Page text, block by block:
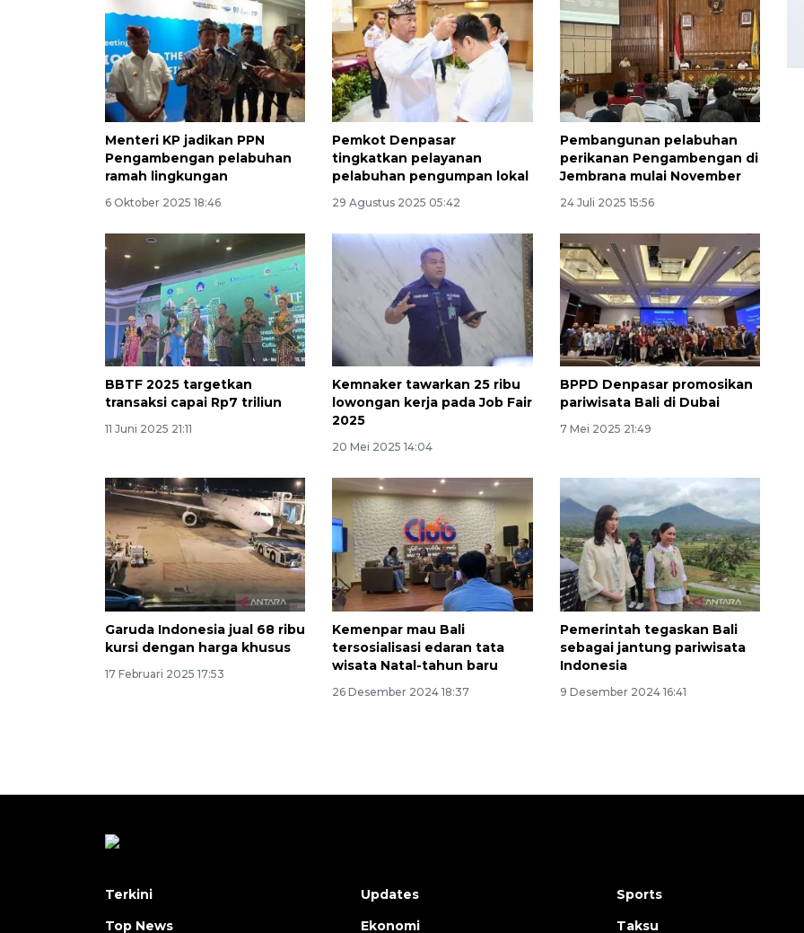
Menteri KP jadikan PPN
Pengambengan pelabuhan
ramah lingkungan
6 Oktober 2025 18:46
Pemkot Denpasar
tingkatkan pelayanan
pelabuhan pengumpan lokal
29 Agustus 2025 05:42
Pembangunan pelabuhan
perikanan Pengambengan di
Jembrana mulai November
24 Juli 2025 15:56
BBTF 2025 targetkan
transaksi capai Rp7 triliun
11 Juni 2025 21:11
Kemnaker tawarkan 25 ribu
lowongan kerja pada Job Fair
2025
20 Mei 2025 14:04
BPPD Denpasar promosikan
pariwisata Bali di Dubai
7 Mei 2025 21:49
Garuda Indonesia jual 68 ribu
kursi dengan harga khusus
17 Februari 2025 17:53
Kemenpar mau Bali
tersosialisasi edaran tata
wisata Natal-tahun baru
26 Desember 2024 18:37
Pemerintah tegaskan Bali
sebagai jantung pariwisata
Indonesia
9 Desember 2024 16:41
160 ribu sambungan baru
jaringan gas 2026
2026-08-07 18:00:00
Terkini
Top News
Updates
Ekonomi
Sports
Taksu